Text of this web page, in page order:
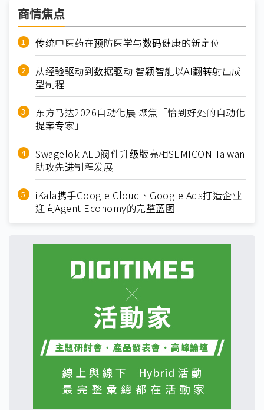
商情焦点
传统中医药在预防医学与数码健康的新定位
从经验驱动到数据驱动 智颖智能以AI翻转射出成
型制程
东方马达2026自动化展 聚焦「恰到好处的自动化
提案专家」
Swagelok ALD阀件升级版亮相SEMICON Taiwan
助攻先进制程发展
iKala携手Google Cloud、Google Ads打造企业
迎向Agent Economy的完整蓝图